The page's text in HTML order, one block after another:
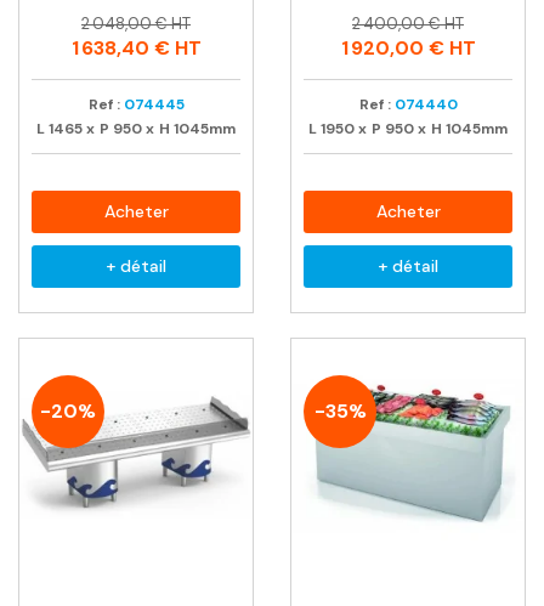
Prix
Prix
habituel
2 048,00 € HT
1 638,40 €HT
Ref : 074445
L1465x P 950x H 1045mm
Acheter
+ détail
Prix
Prix
habituel
2 400,00 € HT
1 920,00 €HT
Ref : 074440
L1950x P 950x H 1045mm
Acheter
+ détail
-20% -35%